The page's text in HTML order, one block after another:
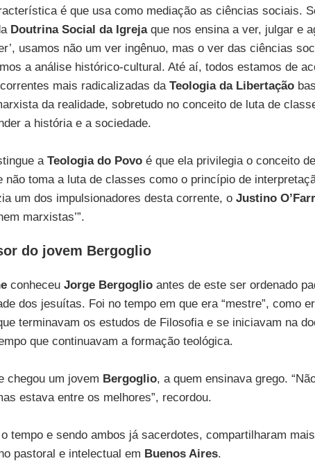
é que usa como mediação as ciências sociais.
Doutrina Social da Igrejaque nos ensina a ver, julgar e
usamos não um ver ingênuo, mas o ver das ciências
a análise histórico-cultural. Até aí, todos estamos de
mais radicalizadas da Teologia da Libertação
da realidade, sobretudo no conceito de luta de
a história e a sociedade.
a Teologia do Povoé que ela privilegia o conceito
não toma a luta de classes como o princípio de
um dos impulsionadores desta corrente, o Justino
marxistas’”.
do jovem Bergoglio
conheceu Jorge Bergoglioantes de este ser ordenado
dos jesuítas. Foi no tempo em que era “mestre”, como
terminavam os estudos de Filosofia e se iniciavam na
que continuavam a formação teológica.
chegou um jovem Bergoglio, a quem ensinava grego.
estava entre os melhores”, recordou.
tempo e sendo ambos já sacerdotes, compartilharam
pastoral e intelectual em Buenos Aires.